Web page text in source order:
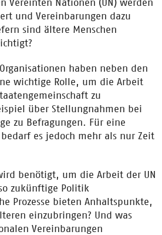
Vereinten Nationen (UN) werden
und Vereinbarungen dazu
sind ältere Menschen
haben neben den
wichtige Rolle, um die Arbeit
zu
über Stellungnahmen bei
zu Befragungen. Für eine
es jedoch mehr als nur Zeit
benötigt, um die Arbeit der UN
zukünftige Politik
Prozesse bieten Anhaltspunkte,
einzubringen? Und was
Vereinbarungen